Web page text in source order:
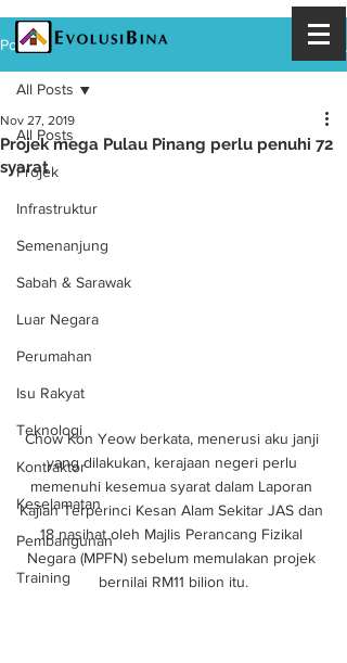
Post
All Posts
Projek
Infrastruktur
Semenanjung
Sabah & Sarawak
Luar Negara
Perumahan
Isu Rakyat
Teknologi
Kontraktor
Keselamatan
Pembangunan
Training
All Posts
Projek mega Pulau Pinang perlu penuhi 72
syarat
Nov 27, 2019
Chow Kon Yeow berkata, menerusi aku janji
yang dilakukan, kerajaan negeri perlu
memenuhi kesemua syarat dalam Laporan
Kajian Terperinci Kesan Alam Sekitar JAS dan
18 nasihat oleh Majlis Perancang Fizikal
Negara (MPFN) sebelum memulakan projek
bernilai RM11 bilion itu.